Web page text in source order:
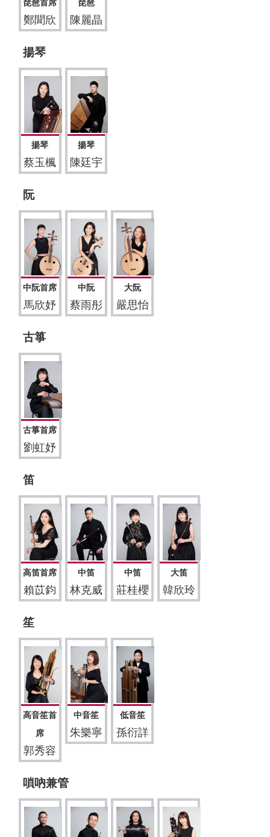
琵琶首席
鄭聞欣
琵琶
陳麗晶
揚琴
揚琴
蔡玉楓
揚琴
陳廷宇
阮
中阮首席
馬欣妤
中阮
蔡雨彤
大阮
嚴思怡
古箏
古箏首席
劉虹妤
笛
高笛首席
賴苡鈞
中笛
林克威
中笛
莊桂櫻
大笛
韓欣玲
笙
高音笙首
席
郭秀容
中音笙
朱樂寧
低音笙
孫衍詳
嗩吶兼管